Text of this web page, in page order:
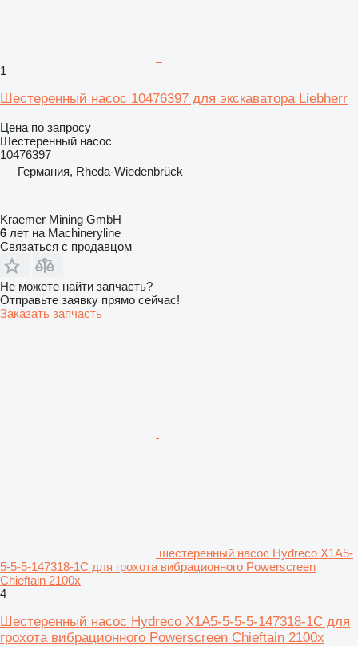
1
Шестеренный насос 10476397 для экскаватора Liebherr
Цена по запросу
Шестеренный насос
10476397
Германия, Rheda-Wiedenbrück
Kraemer Mining GmbH
6 лет на Machineryline
Связаться с продавцом
Не можете найти запчасть?
Отправьте заявку прямо сейчас!
Заказать запчасть
шестеренный насос Hydreco X1A5-
5-5-5-147318-1C для грохота вибрационного Powerscreen
Chieftain 2100x
4
Шестеренный насос Hydreco X1A5-5-5-5-147318-1C для
грохота вибрационного Powerscreen Chieftain 2100x